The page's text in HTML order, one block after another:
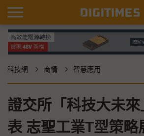
科技網 商情 智慧應用
證交所「科技大未
表 志聖工業T型策略